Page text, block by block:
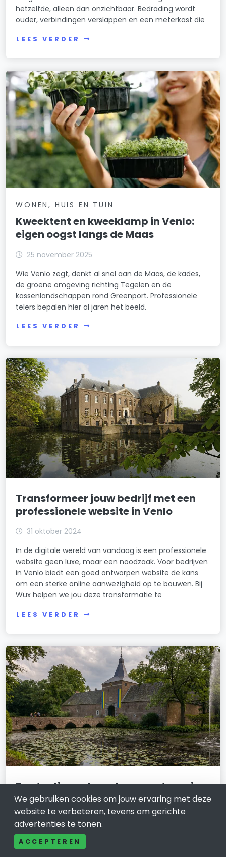
hetzelfde, alleen dan onzichtbaar. Bedrading wordt
ouder, verbindingen verslappen en een meterkast die
LEES VERDER
WONEN, HUIS EN TUIN
Kweektent en kweeklamp in Venlo:
eigen oogst langs de Maas
25 november 2025
Wie Venlo zegt, denkt al snel aan de Maas, de kades,
de groene omgeving richting Tegelen en de
kassenlandschappen rond Greenport. Professionele
telers bepalen hier al jaren het beeld.
LEES VERDER
Transformeer jouw bedrijf met een
professionele website in Venlo
31 oktober 2024
In de digitale wereld van vandaag is een professionele
website geen luxe, maar een noodzaak. Voor bedrijven
in Venlo biedt een goed ontworpen website de kans
om een sterke online aanwezigheid op te bouwen. Bij
Wux helpen we jou deze transformatie te
LEES VERDER
Productiemedewerker vacatures in
Venlo: kansen voor nieuwe talenten
7 juni 2024
Venlo staat bekend om zijn bloeiende industriële
sector en biedt volop mogelijkheden voor
We gebruiken cookies om jouw ervaring met deze
website te verbeteren, tevens om gerichte
advertenties te tonen.
ACCEPTEREN